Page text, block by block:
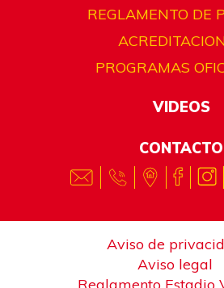
REGLAMENTO DE
PROGRAMAS
VIDEOS
CONTACTO
Aviso de
Aviso legal